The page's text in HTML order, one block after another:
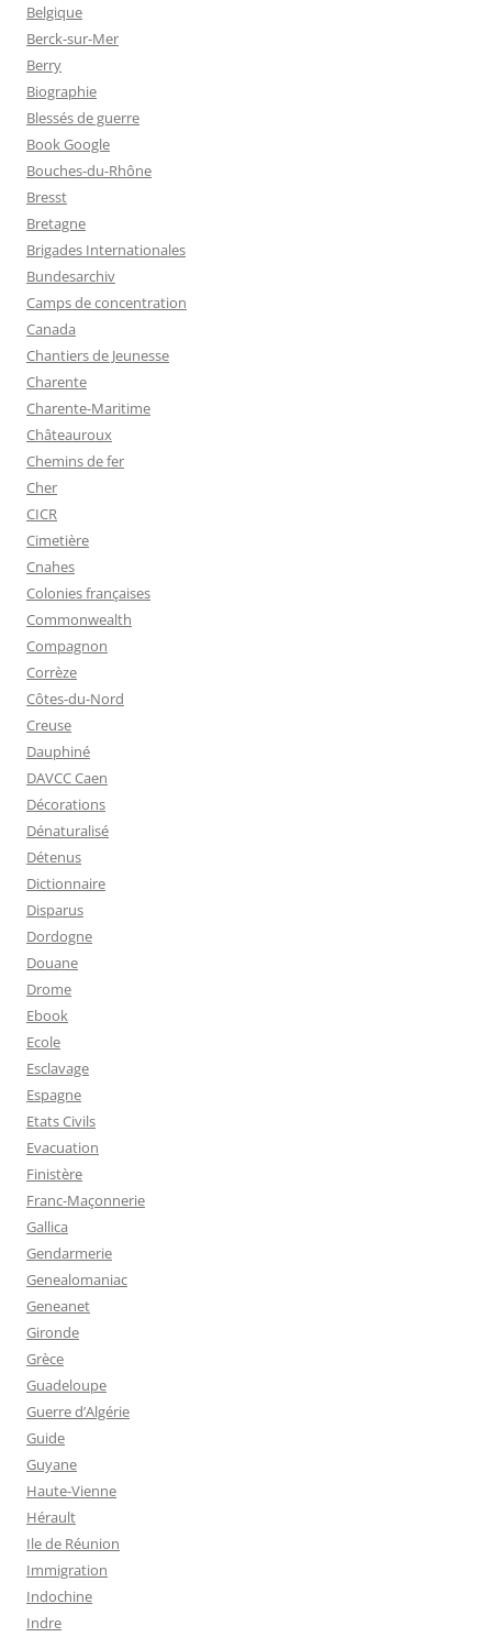
Belgique
Berck-sur-Mer
Berry
Biographie
Blessés de guerre
Book Google
Bouches-du-Rhône
Bresst
Bretagne
Brigades Internationales
Bundesarchiv
Camps de concentration
Canada
Chantiers de Jeunesse
Charente
Charente-Maritime
Châteauroux
Chemins de fer
Cher
CICR
Cimetière
Cnahes
Colonies françaises
Commonwealth
Compagnon
Corrèze
Côtes-du-Nord
Creuse
Dauphiné
DAVCC Caen
Décorations
Dénaturalisé
Détenus
Dictionnaire
Disparus
Dordogne
Douane
Drome
Ebook
Ecole
Esclavage
Espagne
Etats Civils
Evacuation
Finistère
Franc-Maçonnerie
Gallica
Gendarmerie
Genealomaniac
Geneanet
Gironde
Grèce
Guadeloupe
Guerre d’Algérie
Guide
Guyane
Haute-Vienne
Hérault
Ile de Réunion
Immigration
Indochine
Indre